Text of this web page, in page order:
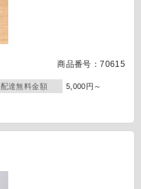
商品番号：70615
配達無料金額 5,000円～